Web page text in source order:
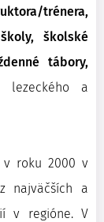
trénera,
školské
tábory,
lezeckého a
v roku 2000 v
najväčších a
v regióne. V